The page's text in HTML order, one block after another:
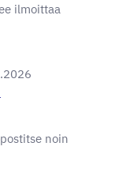
ilmoittaa
noin